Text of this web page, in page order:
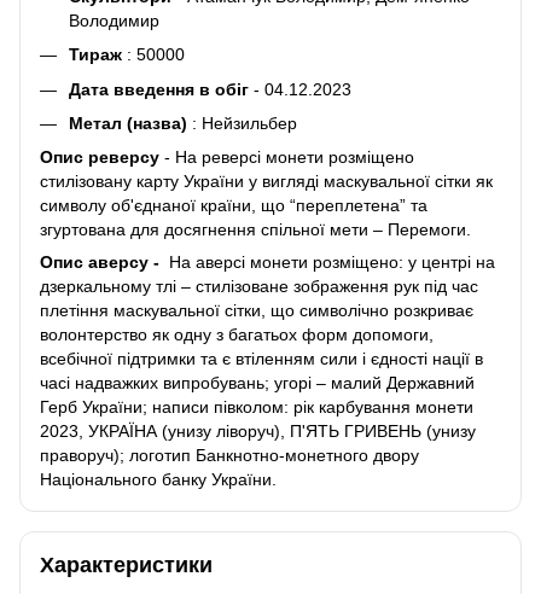
Володимир
Тираж : 50000
Дата введення в обіг - 04.12.2023
Метал (назва) : Нейзильбер
Опис реверсу - На реверсі монети розміщено
стилізовану карту України у вигляді маскувальної сітки як
символу об'єднаної країни, що “переплетена” та
згуртована для досягнення спільної мети – Перемоги.
Опис аверсу - На аверсі монети розміщено: у центрі на
дзеркальному тлі – стилізоване зображення рук під час
плетіння маскувальної сітки, що символічно розкриває
волонтерство як одну з багатьох форм допомоги,
всебічної підтримки та є втіленням сили і єдності нації в
часі надважких випробувань; угорі – малий Державний
Герб України; написи півколом: рік карбування монети
2023, УКРАЇНА (унизу ліворуч), П'ЯТЬ ГРИВЕНЬ (унизу
праворуч); логотип Банкнотно-монетного двору
Національного банку України.
Характеристики